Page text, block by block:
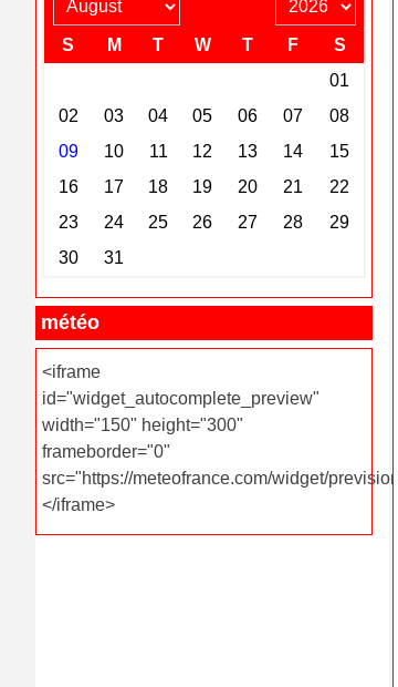
météo
<iframe
id="widget_autocomplete_preview"
width="150" height="300"
frameborder="0"
src="https://meteofrance.com/widget/
</iframe>